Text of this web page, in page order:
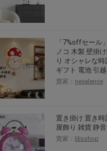
「7%offセール
ノコ 木製 壁掛
り オシャレな
ギフト 電池 引
賣家： nexalence
置き掛け 置き
屋飾り 雑貨 静
賣家： lilisshop